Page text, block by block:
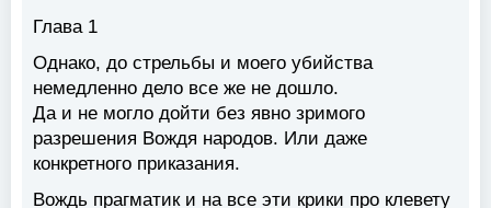
Глава 1
Однако, до стрельбы и моего убийства
немедленно дело все же не дошло.
Да и не могло дойти без явно зримого
разрешения Вождя народов. Или даже
конкретного приказания.
Вождь прагматик и на все эти крики про клевету